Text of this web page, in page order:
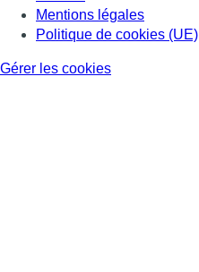
Mentions légales
Politique de cookies (UE)
Gérer les cookies